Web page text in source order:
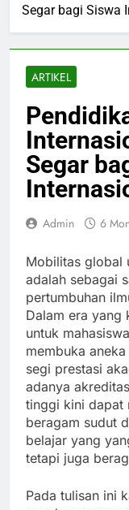
Segar bagi Siswa
ARTIKEL
Segar
Admin 6
Mobilitas global
adalah sebagai
pertumbuhan
Dalam era yang
untuk
membuka
segi prestasi
adanya
tinggi kini dapat
beragam sudut
belajar yang
tetapi juga
Pada tulisan ini